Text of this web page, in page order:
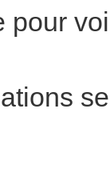
pour